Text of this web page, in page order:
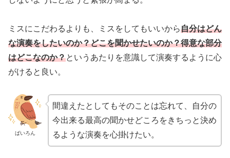
ミスにこだわるよりも、ミスをしてもいいから自分はどん
な演奏をしたいのか？どこを聞かせたいのか？得意な部分
はどこなのか？というあたりを意識して演奏するように心
がけると良い。
ばいろん
間違えたとしてもそのことは忘れて、自分の
今出来る最高の聞かせどころをきちっと決め
るような演奏を心掛けたい。